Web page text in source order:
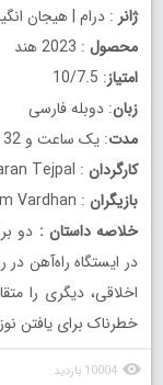
ژانر : درام | هیجان
محصول : 2023 هند
امتیاز: 10/7.5
زبان: دوبله فارسی
مدت: یک ساعت و 32 دقیقه
کارگردان : Karan Tejpal
بازیگران : Abhishek Banerjee, Mia Maelzer, Shubham Vardhan
خلاصه داستان : دو
در ایستگاه راه‌آهن
اخلاقی، دیگری را
خطرناک برای یافتن
10004 بازدید